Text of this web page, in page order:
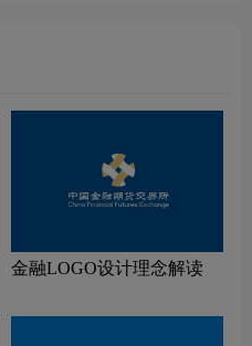
金融LOGO设计理念解读